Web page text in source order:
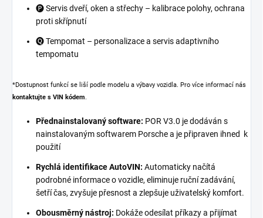
🅟 Servis dveří, oken a střechy – kalibrace polohy, ochrana
proti skřípnutí
🅠 Tempomat – personalizace a servis adaptivního
tempomatu
*Dostupnost funkcí se liší podle modelu a výbavy vozidla. Pro více informací nás
kontaktujte s VIN kódem.
Přednainstalovaný software: POR V3.0 je dodáván s
nainstalovaným softwarem Porsche a je připraven ihned k
použití
Rychlá identifikace AutoVIN: Automaticky načítá
podrobné informace o vozidle, eliminuje ruční zadávání,
šetří čas, zvyšuje přesnost a zlepšuje uživatelský komfort.
Obousměrný nástroj: Dokáže odesílat příkazy a přijímat